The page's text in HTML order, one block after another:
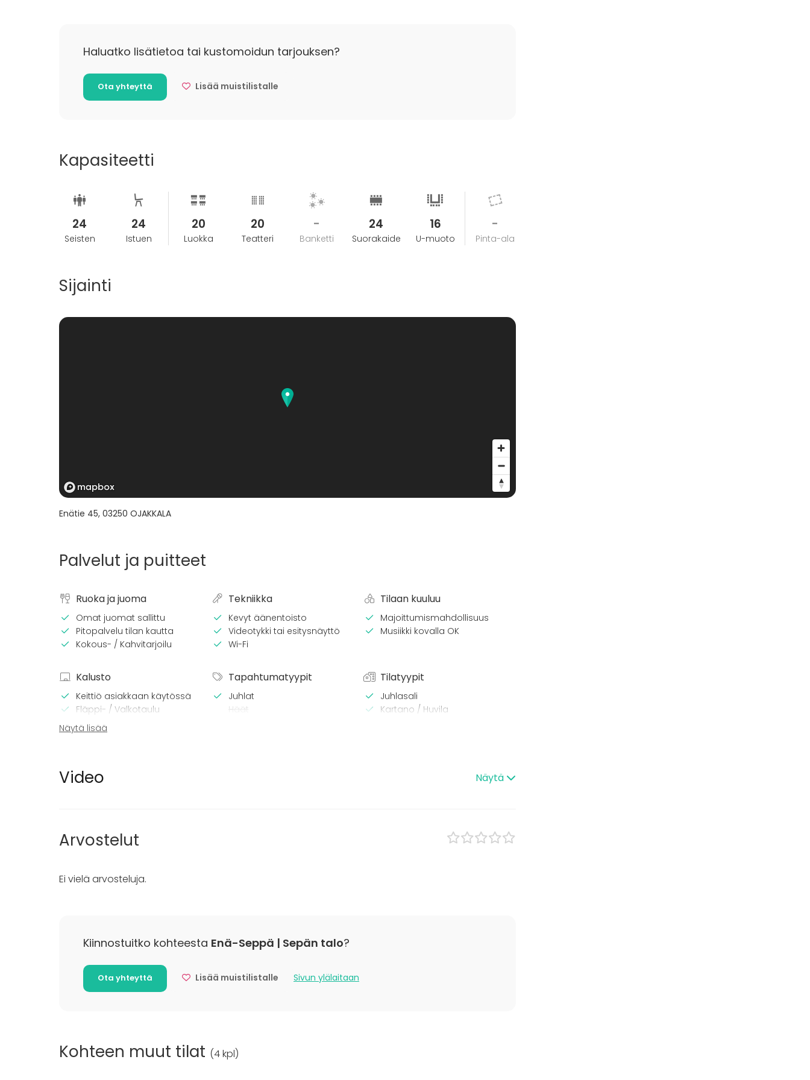
Haluatko lisätietoa tai kustomoidun tarjouksen?
Ota yhteyttä Lisää muistilistalle
Kapasiteetti
24
Seisten
24
Istuen
20
Luokka
20
Teatteri
-
Banketti
24
Suorakaide
16
U-muoto
-
Pinta-ala
Sijainti
Enätie 45, 03250 OJAKKALA
Palvelut ja puitteet
Ruoka ja juoma
Omat juomat sallittu
Pitopalvelu tilan kautta
Kokous- / Kahvitarjoilu
Tekniikka
Kevyt äänentoisto
Videotykki tai esitysnäyttö
Wi-Fi
Tilaan kuuluu
Majoittumismahdollisuus
Musiikki kovalla OK
Kalusto
Keittiö asiakkaan käytössä
Fläppi- / Valkotaulu
Piano
Astiasto
Tapahtumatyypit
Juhlat
Häät
Tilatyypit
Juhlasali
Kartano / Huvila
Aktiviteetit
Enä-Sepän tila sijaitsee Vihdin Enäjärven rannalla. Tilalla käytettävissä soutuveneitä. Mahdollisuus
vuokrata erikseen sauna ja kylpytynnyri.
Näytä lisää
Video Näytä
Arvostelut
Ei vielä arvosteluja.
Kiinnostuitko kohteesta Enä-Seppä | Sepän talo?
Ota yhteyttä Lisää muistilistalle Sivun ylälaitaan
Kohteen muut tilat (4 kpl)